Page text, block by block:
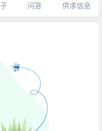
问答 供求信息